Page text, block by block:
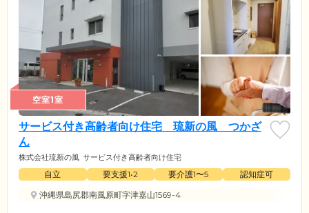
空室1室
サービス付き高齢者向け住宅 琉新の風 つかざ
ん
株式会社琉新の風 サービス付き高齢者向け住宅
自立 要支援1•2 要介護1〜5
認知症可
沖縄県島尻郡南風原町字津嘉山1569-4